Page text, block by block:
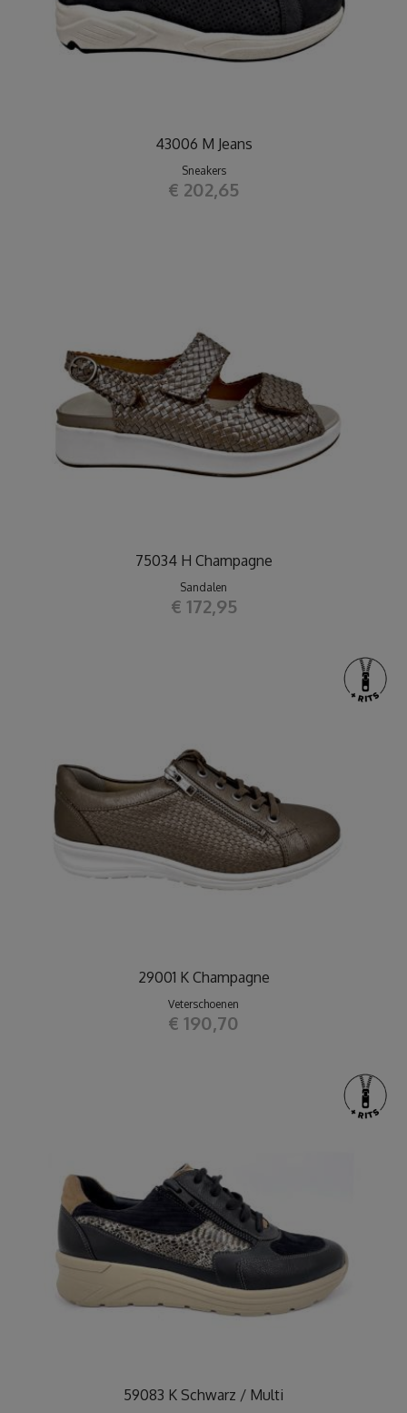
43006 M Jeans
Sneakers
€ 202,65
75034 H Champagne
Sandalen
€ 172,95
29001 K Champagne
Veterschoenen
€ 190,70
59083 K Schwarz / Multi